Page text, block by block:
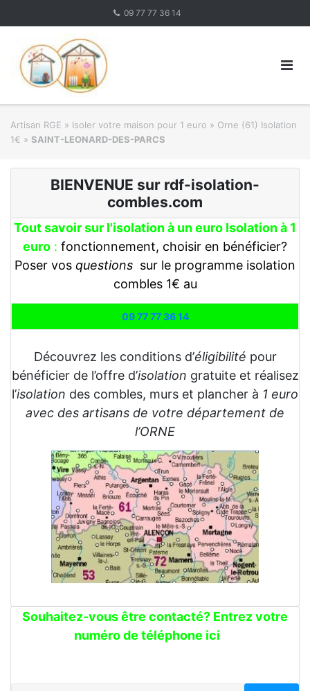
09 77 77 36 14
Artisan RGE » Isoler votre maison pour 1 euro » Orne (61) Isolation
1€ » SAINT-LEONARD-DES-PARCS
BIENVENUE sur rdf-isolation-
combles.com
Tout savoir sur l'isolation à un euro Isolation à 1
euro : fonctionnement, choisir en bénéficier?
Poser vos questions sur le programme isolation
combles 1€ au
09 77 77 36 14
Découvrez les conditions d’éligibilité pour
bénéficier de l’offre d’isolation gratuite et réalisez
l’isolation des combles, murs et plancher à 1 euro
avec des artisans de votre département de
l’ORNE
Souhaitez-vous être contacté? Entrez votre
numéro de téléphone ici